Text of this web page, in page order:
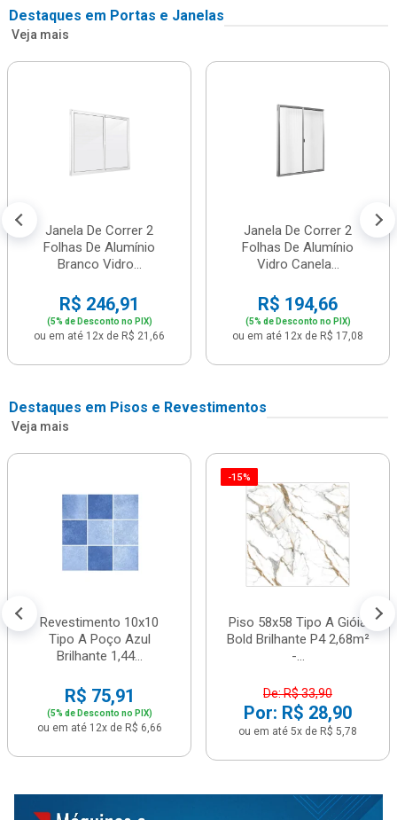
Destaques em Portas e Janelas
Veja mais
Janela De Correr 2
Folhas De Alumínio
Branco Vidro...
R$ 246,91
(5% de Desconto no PIX)
ou em até 12x de R$ 21,66
Janela De Correr 2
Folhas De Alumínio
Vidro Canela...
R$ 194,66
(5% de Desconto no PIX)
ou em até 12x de R$ 17,08
Destaques em Pisos e Revestimentos
Veja mais
Revestimento 10x10
Tipo A Poço Azul
Brilhante 1,44...
R$ 75,91
(5% de Desconto no PIX)
ou em até 12x de R$ 6,66
-15%
Piso 58x58 Tipo A Gióia
Bold Brilhante P4 2,68m²
-...
De: R$ 33,90
Por: R$ 28,90
ou em até 5x de R$ 5,78